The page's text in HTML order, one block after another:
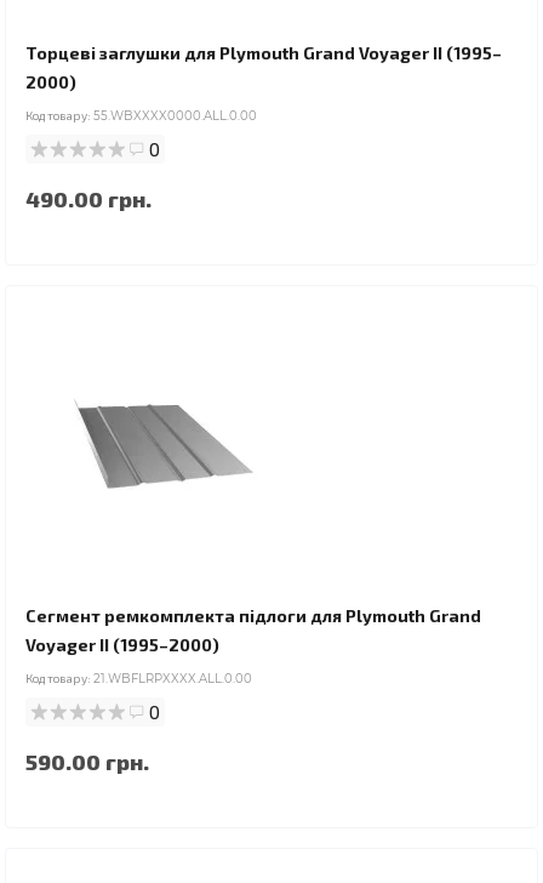
Торцеві заглушки для Plymouth Grand Voyager II (1995–
2000)
Код товару: 55.WBXXXX0000.ALL.0.00
0
490.00 грн.
Сегмент ремкомплекта підлоги для Plymouth Grand
Voyager II (1995–2000)
Код товару: 21.WBFLRPXXXX.ALL.0.00
0
590.00 грн.